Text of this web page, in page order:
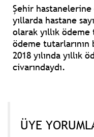
Şehir hastanelerine
yıllarda hastane
olarak yıllık
ödeme tutarlarının
2018 yılında yıllık
civarındaydı.
ÜYE